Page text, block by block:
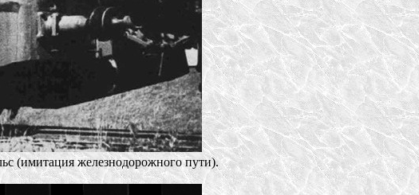
(имитация железнодорожного пути).